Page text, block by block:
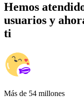
Hemos
usuarios y
ti
Más de 54 millones